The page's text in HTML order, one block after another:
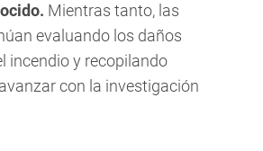
Mientras tanto, las
evaluando los daños
incendio y recopilando
con la investigación